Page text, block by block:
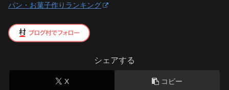
パン・お菓子作りランキング
シェアする
X コピー